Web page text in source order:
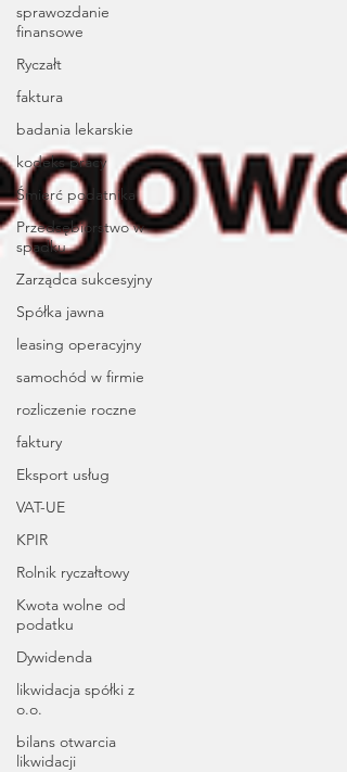
sprawozdanie
finansowe
Ryczałt
faktura
badania lekarskie
kodeks pracy
Śmierć podatnika
Przedsębiorstwo w
spadku
Zarządca sukcesyjny
Spółka jawna
leasing operacyjny
samochód w firmie
rozliczenie roczne
faktury
Eksport usług
VAT-UE
KPIR
Rolnik ryczałtowy
Kwota wolne od
podatku
Dywidenda
likwidacja spółki z
o.o.
bilans otwarcia
likwidacji